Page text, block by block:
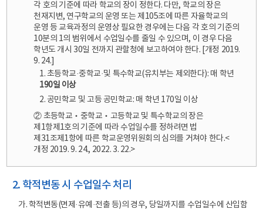
각 호의 기준에 따라 학교의 장이 정한다. 다만, 학교의 장은
천재지변, 연구학교의 운영 또는 제105조에 따른 자율학교의
운영 등 교육과정의 운영상 필요한 경우에는 다음 각 호의 기준의
10분의 1의 범위에서 수업일수를 줄일 수 있으며, 이 경우 다음
학년도 개시 30일 전까지 관할청에 보고하여야 한다. [개정 2019.
9. 24.]
1. 초등학교·중학교·및 특수학교(유치부는 제외한다): 매 학년
190일 이상
2. 공민학교 및 고등 공민학교: 매 학년 170일 이상
② 초등학교‧중학교‧고등학교 및 특수학교의 장은
제1항제1호의 기준에 따라 수업일수를 정하려면 법
제31조제1항에 따른 학교운영위원회의 심의를 거쳐야 한다.<
개정 2019. 9. 24., 2022. 3. 22.>
2. 학적변동 시 수업일수 처리
가. 학적변동(면제·유예·전출 등)의 경우, 당일까지를 수업일수에 산입함